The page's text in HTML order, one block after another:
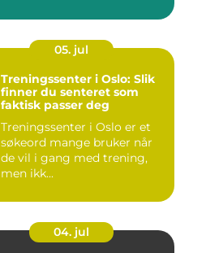
05. jul
Treningssenter i Oslo: Slik
finner du senteret som
faktisk passer deg
Treningssenter i Oslo er et
søkeord mange bruker når
de vil i gang med trening,
men ikk...
04. jul